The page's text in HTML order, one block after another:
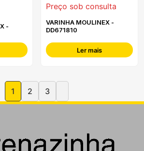
-
Preço sob consulta
VARINHA MOULINEX -
DD671810
Ler mais
1 2 3